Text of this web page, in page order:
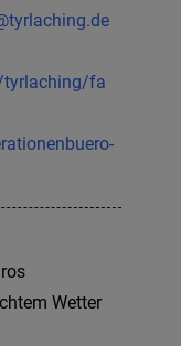
tyrlaching/fa
Wetter